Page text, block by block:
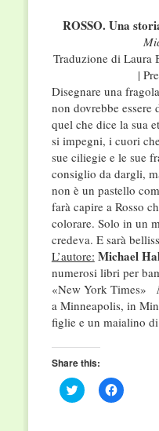
ROSSO. Una
Traduzione di Laura
|
Disegnare una
non dovrebbe essere
quel che dice la sua
si impegni, i cuori
sue ciliegie e le sue
consiglio da dargli,
non è un pastello
farà capire a Rosso
colorare. Solo in un
credeva. E sarà
L’autore: Michael
numerosi libri per
«New York Times»
a Minneapolis, in
figlie e un maialino
Share this:
Click
to
Click
to